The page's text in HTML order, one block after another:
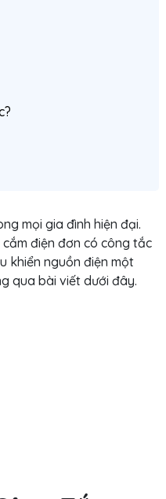
mọi gia đình hiện đại.
điện đơn có công tắc
khiển nguồn điện một
qua bài viết dưới đây.